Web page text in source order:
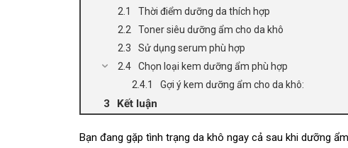
Thời điểm dưỡng da thích hợp
Toner siêu dưỡng ẩm cho da khô
Sử dụng serum phù hợp
Chọn loại kem dưỡng ẩm phù hợp
Gợi ý kem dưỡng ẩm cho da khô:
Kết luận
Bạn đang gặp tình trạng da khô ngay cả sau khi dưỡng